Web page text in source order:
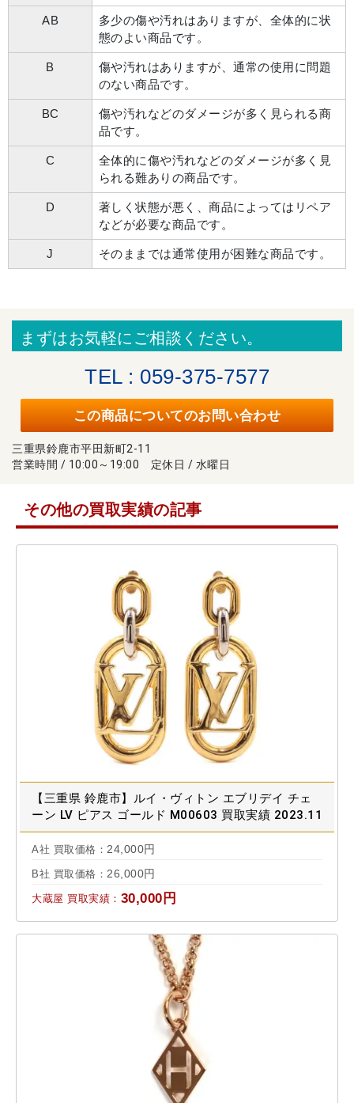
AB
多少の傷や汚れはありますが、全体的に状
態のよい商品です。
B
傷や汚れはありますが、通常の使用に問題
のない商品です。
BC
傷や汚れなどのダメージが多く見られる商
品です。
C
全体的に傷や汚れなどのダメージが多く見
られる難ありの商品です。
D
著しく状態が悪く、商品によってはリペア
などが必要な商品です。
J そのままでは通常使用が困難な商品です。
まずはお気軽にご相談ください。
TEL : 059-375-7577
この商品についてのお問い合わせ
三重県鈴鹿市平田新町2-11
営業時間 / 10:00～19:00 定休日 / 水曜日
その他の買取実績の記事
【三重県 鈴鹿市】ルイ・ヴィトン エブリデイ チェ
ーン LV ピアス ゴールド M00603 買取実績 2023.11
A社 買取価格： 24,000円
B社 買取価格： 26,000円
大蔵屋 買取実績： 30,000円